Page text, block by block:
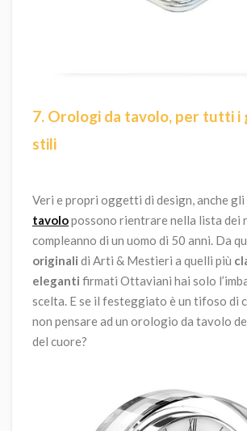
7. Orologi da tavolo, per tutti i
stili
Veri e propri oggetti di design, anche gli
tavolopossono rientrare nella lista dei
compleanno di un uomo di 50 anni. Da
originali di Arti & Mestieri a quelli più
eleganti firmati Ottaviani hai solo
scelta. E se il festeggiato è un tifoso di
non pensare ad un orologio da tavolo
del cuore?